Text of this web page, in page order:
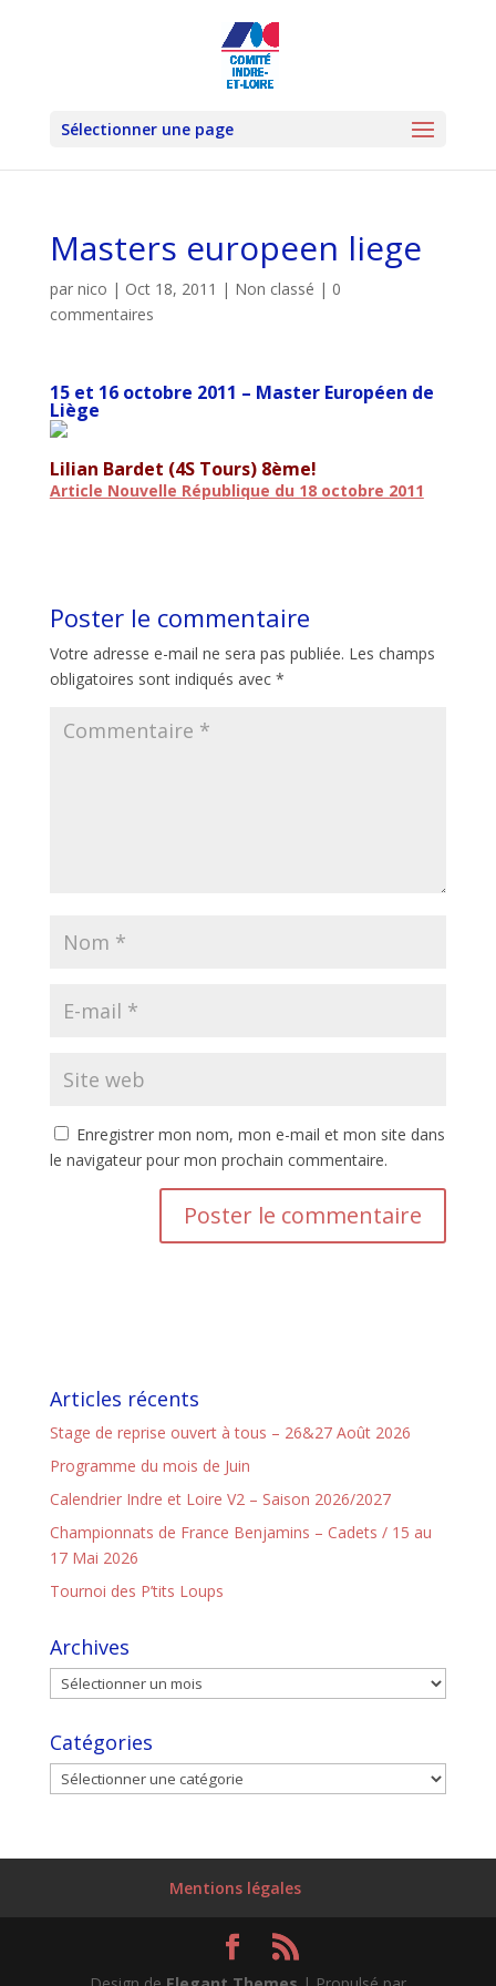
Sélectionner une page
Masters europeen liege
par nico | Oct 18, 2011 | Non classé | 0
commentaires
15 et 16 octobre 2011 – Master Européen de
Liège
Lilian Bardet (4S Tours) 8ème!
Article Nouvelle République du 18 octobre 2011
Poster le commentaire
Votre adresse e-mail ne sera pas publiée. Les champs
obligatoires sont indiqués avec *
Enregistrer mon nom, mon e-mail et mon site dans
le navigateur pour mon prochain commentaire.
Articles récents
Stage de reprise ouvert à tous – 26&27 Août 2026
Programme du mois de Juin
Calendrier Indre et Loire V2 – Saison 2026/2027
Championnats de France Benjamins – Cadets / 15 au
17 Mai 2026
Tournoi des P’tits Loups
Archives
Catégories
Mentions légales